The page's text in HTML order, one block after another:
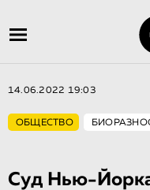
14.06.2022 19:03
ОБЩЕСТВО
Суд Нью-Йорка